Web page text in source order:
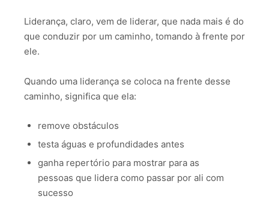
Liderança, claro, vem de liderar, que nada mais é do
que conduzir por um caminho, tomando à frente por
ele.
Quando uma liderança se coloca na frente desse
caminho, significa que ela:
remove obstáculos
testa águas e profundidades antes
ganha repertório para mostrar para as
pessoas que lidera como passar por ali com
sucesso